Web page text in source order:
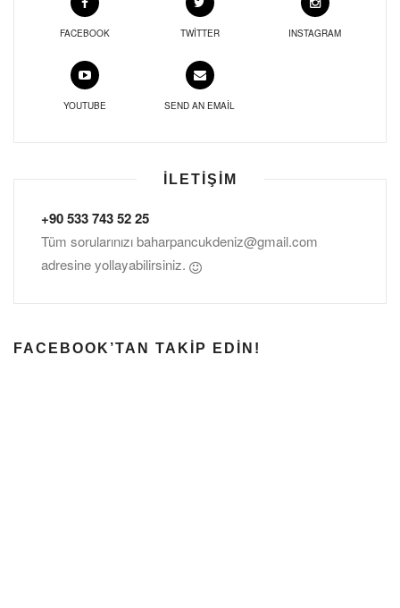
FACEBOOK TWITTER INSTAGRAM
YOUTUBE SEND AN EMAIL
İLETIŞIM
+90 533 743 52 25
Tüm sorularınızıbaharpancukdeniz@gmail.com
adresine yollayabilirsiniz.
FACEBOOK’TAN TAKIP EDIN!